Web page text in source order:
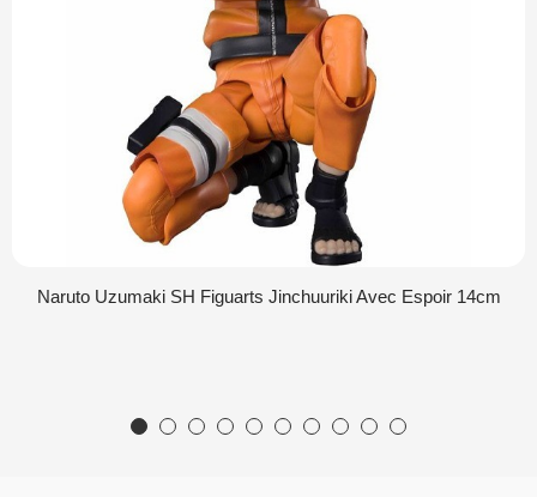
Naruto Uzumaki SH Figuarts Jinchuuriki Avec Espoir 14cm